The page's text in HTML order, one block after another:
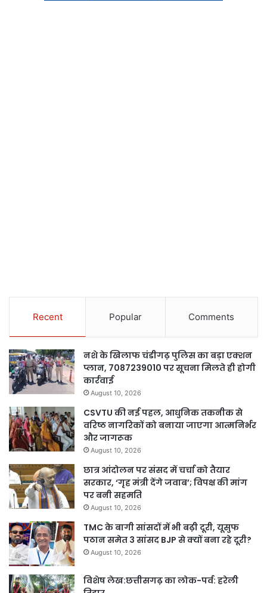
Recent Popular Comments
नशे के खिलाफ चंडीगढ़ पुलिस का बड़ा एक्शन
प्लान, 7087239010 पर सूचना मिलते ही होगी
कार्रवाई
August 10, 2026
CSVTU की नई पहल, आधुनिक तकनीक से
वरिष्ठ नागरिकों को बनाया जाएगा आत्मनिर्भर
और जागरूक
August 10, 2026
छात्र आंदोलन पर संसद में चर्चा को तैयार
सरकार, ‘गृह मंत्री देंगे जवाब’; विपक्ष की मांग
पर बनी सहमति
August 10, 2026
TMC के बागी सांसदों में भी बढ़ी दूरी, यूसुफ
पठान समेत 3 सांसद BJP से क्यों बना रहे दूरी?
August 10, 2026
विशेष लेख:छत्तीसगढ़ का लोक-पर्व: हरेली